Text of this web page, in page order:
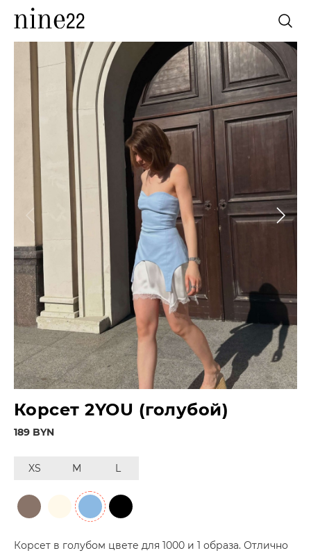
Корсет 2YOU (голубой)
189 BYN
XS M L
Корсет в голубом цвете для 1000 и 1 образа. Отлично